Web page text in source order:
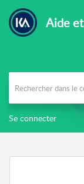
Aide
Se connecter